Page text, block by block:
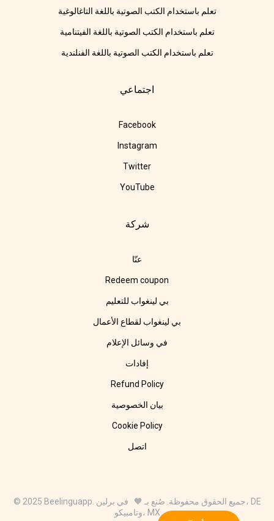
تعلم باستخدام الكتب الصوتية باللغة التاغالوغية
تعلم باستخدام الكتب الصوتية باللغة الفيتنامية
تعلم باستخدام الكتب الصوتية باللغة الفنلندية
اجتماعي
Facebook
Instagram
Twitter
YouTube
شركة
عنّا
Redeem coupon
بي لينغواب للتعليم
بي لينغواب لقطاع الأعمال
في وسائل الإعلام
إفادات
Refund Policy
بيان الخصوصية
Cookie Policy
اتصل
© 2025 Beelinguapp. جميع الحقوق محفوظة. صُنع بـ 🧡 في برلين، DE
وتامبيكو، MX